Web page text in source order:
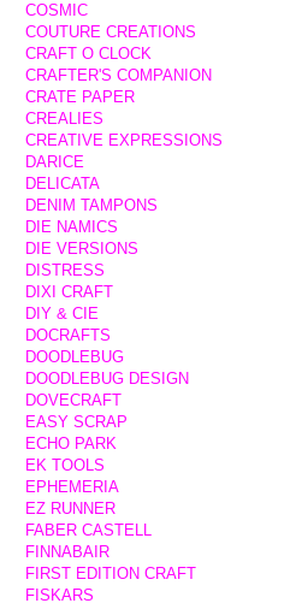
COSMIC
COUTURE CREATIONS
CRAFT O CLOCK
CRAFTER'S COMPANION
CRATE PAPER
CREALIES
CREATIVE EXPRESSIONS
DARICE
DELICATA
DENIM TAMPONS
DIE NAMICS
DIE VERSIONS
DISTRESS
DIXI CRAFT
DIY & CIE
DOCRAFTS
DOODLEBUG
DOODLEBUG DESIGN
DOVECRAFT
EASY SCRAP
ECHO PARK
EK TOOLS
EPHEMERIA
EZ RUNNER
FABER CASTELL
FINNABAIR
FIRST EDITION CRAFT
FISKARS